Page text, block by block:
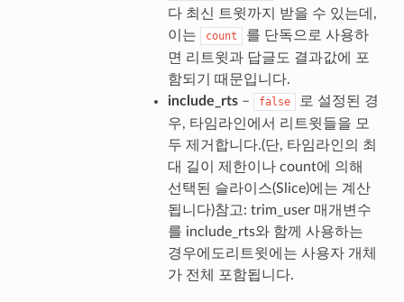
다 최신 트윗까지 받을 수 있는데,
이는
count
를 단독으로 사용하
면 리트윗과 답글도 결과값에 포
함되기 때문입니다.
include_rts– false
로 설정된 경
우, 타임라인에서 리트윗들을 모
두 제거합니다.(단, 타임라인의 최
대 길이 제한이나 count에 의해
선택된 슬라이스(Slice)에는 계산
됩니다)참고: trim_user 매개변수
를 include_rts와 함께 사용하는
경우에도리트윗에는 사용자 개체
가 전체 포함됩니다.